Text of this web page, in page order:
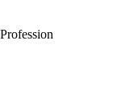
Profession